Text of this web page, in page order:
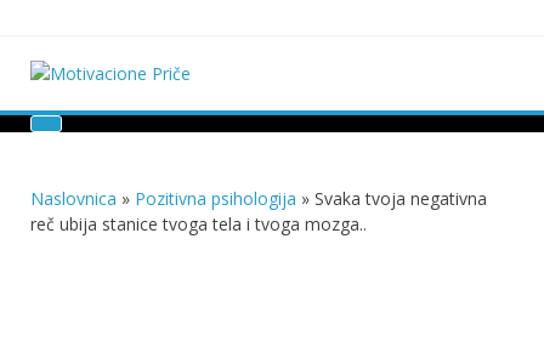
content
Motivacione Priče
Naslovnica » Pozitivna psihologija » Svaka tvoja negativna
reč ubija stanice tvoga tela i tvoga mozga..